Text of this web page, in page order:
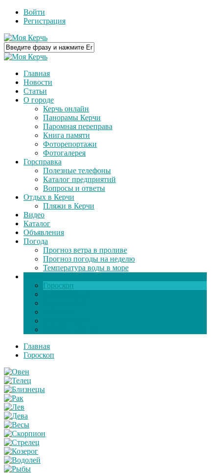
Войти
Регистрация
Главная
Новости
Статьи
О городе
Керчь онлайн
Панорамы Керчи
Паромная переправа
Книга памяти
Фоторепортажи
Фотогалерея
Горсправка
Полезные телефоны
Каталог предприятий
Вопросы и ответы
Отдых в Керчи
Пляжи в Керчи
Видео
Каталог
Объявления
Погода
Прогноз ветра в проливе
Прогноз погоды на неделю
Температура воды в море
Гороскоп
Главная
Гороскоп